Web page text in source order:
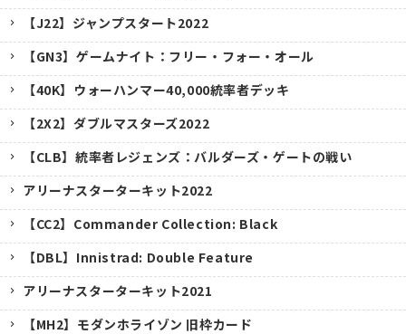
【J22】ジャンプスタート2022
【GN3】ゲームナイト：フリー・フォー・オール
【40K】ウォーハンマー40,000統率者デッキ
【2X2】ダブルマスターズ2022
【CLB】統率者レジェンズ：バルダーズ・ゲートの戦い
アリーナスターターキット2022
【CC2】Commander Collection: Black
【DBL】Innistrad: Double Feature
アリーナスターターキット2021
【MH2】モダンホライゾン 旧枠カード